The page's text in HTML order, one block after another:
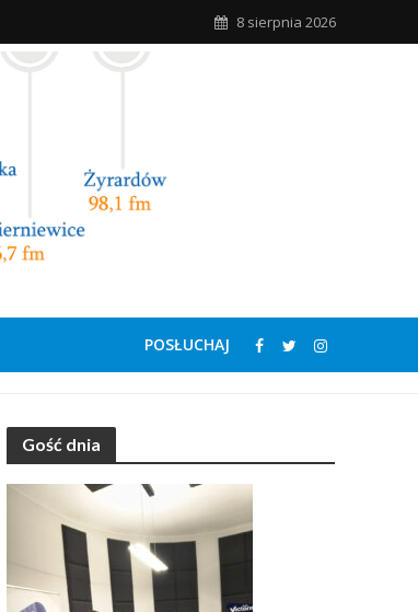
8 sierpnia 2026
POSŁUCHAJ
Gość dnia